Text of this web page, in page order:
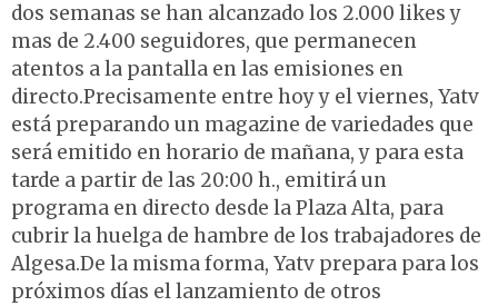
dos semanas se han alcanzado los 2.000 likes y
mas de 2.400 seguidores, que permanecen
atentos a la pantalla en las emisiones en
directo.Precisamente entre hoy y el viernes, Yatv
está preparando un magazine de variedades que
será emitido en horario de mañana, y para esta
tarde a partir de las 20:00 h., emitirá un
programa en directo desde la Plaza Alta, para
cubrir la huelga de hambre de los trabajadores de
Algesa.De la misma forma, Yatv prepara para los
próximos días el lanzamiento de otros